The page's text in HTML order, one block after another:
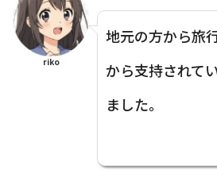
riko
地元の方から旅
から支持されて
ました。